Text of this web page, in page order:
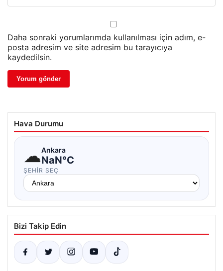
Daha sonraki yorumlarımda kullanılması için adım, e-
posta adresim ve site adresim bu tarayıcıya
kaydedilsin.
Hava Durumu
☁Ankara
NaN°C
ŞEHIR SEÇ
Bizi Takip Edin